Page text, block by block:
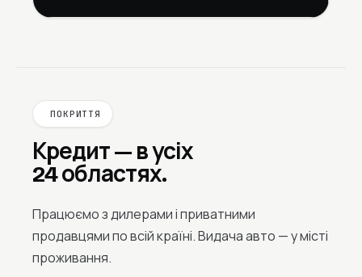
ПОКРИТТЯ
Кредит — в усіх
24 областях.
Працюємо з дилерами і приватними
продавцями по всій країні. Видача авто — у місті
проживання.